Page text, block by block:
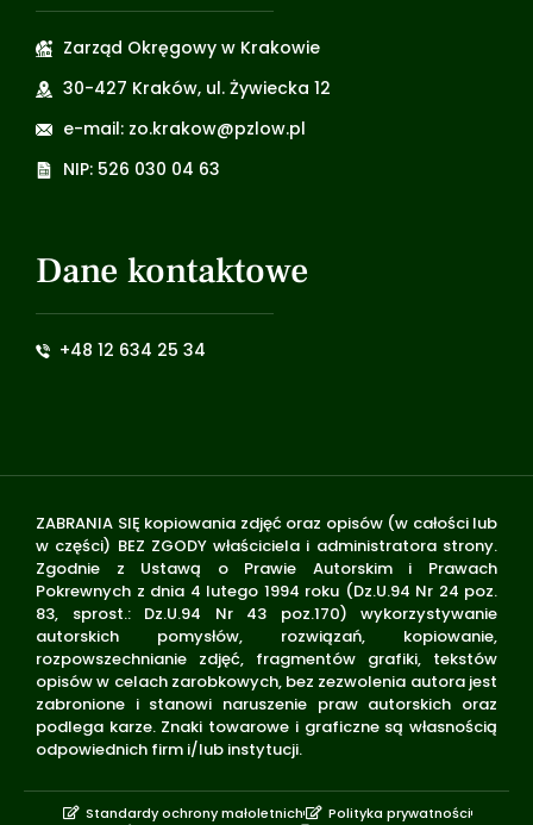
Zarząd Okręgowy w Krakowie
30-427 Kraków, ul. Żywiecka 12
e-mail: zo.krakow@pzlow.pl
NIP: 526 030 04 63
Dane kontaktowe
+48 12 634 25 34
ZABRANIA SIĘ kopiowania zdjęć oraz opisów (w całości lub
w części) BEZ ZGODY właściciela i administratora strony.
Zgodnie z Ustawą o Prawie Autorskim i Prawach
Pokrewnych z dnia 4 lutego 1994 roku (Dz.U.94 Nr 24 poz.
83, sprost.: Dz.U.94 Nr 43 poz.170) wykorzystywanie
autorskich pomysłów, rozwiązań, kopiowanie,
rozpowszechnianie zdjęć, fragmentów grafiki, tekstów
opisów w celach zarobkowych, bez zezwolenia autora jest
zabronione i stanowi naruszenie praw autorskich oraz
podlega karze. Znaki towarowe i graficzne są własnością
odpowiednich firm i/lub instytucji.
Standardy ochrony małoletnich
Polityka prywatności